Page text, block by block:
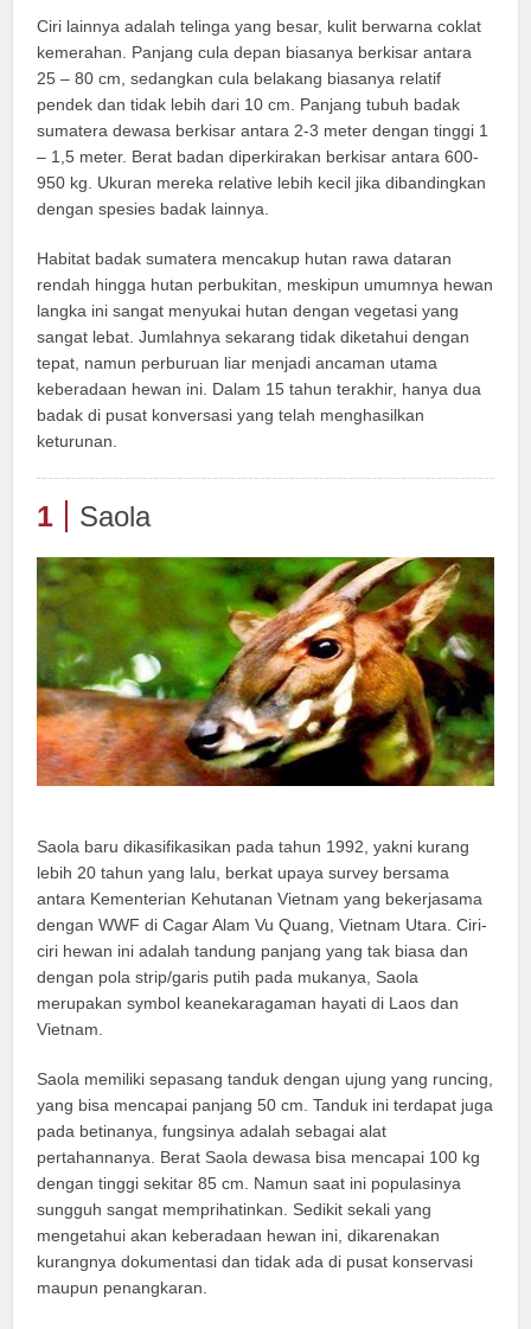
Ciri lainnya adalah telinga yang besar, kulit berwarna coklat
kemerahan. Panjang cula depan biasanya berkisar antara
25 – 80 cm, sedangkan cula belakang biasanya relatif
pendek dan tidak lebih dari 10 cm. Panjang tubuh badak
sumatera dewasa berkisar antara 2-3 meter dengan tinggi 1
– 1,5 meter. Berat badan diperkirakan berkisar antara 600-
950 kg. Ukuran mereka relative lebih kecil jika dibandingkan
dengan spesies badak lainnya.
Habitat badak sumatera mencakup hutan rawa dataran
rendah hingga hutan perbukitan, meskipun umumnya hewan
langka ini sangat menyukai hutan dengan vegetasi yang
sangat lebat. Jumlahnya sekarang tidak diketahui dengan
tepat, namun perburuan liar menjadi ancaman utama
keberadaan hewan ini. Dalam 15 tahun terakhir, hanya dua
badak di pusat konversasi yang telah menghasilkan
keturunan.
1 Saola
Saola baru dikasifikasikan pada tahun 1992, yakni kurang
lebih 20 tahun yang lalu, berkat upaya survey bersama
antara Kementerian Kehutanan Vietnam yang bekerjasama
dengan WWF di Cagar Alam Vu Quang, Vietnam Utara. Ciri-
ciri hewan ini adalah tandung panjang yang tak biasa dan
dengan pola strip/garis putih pada mukanya, Saola
merupakan symbol keanekaragaman hayati di Laos dan
Vietnam.
Saola memiliki sepasang tanduk dengan ujung yang runcing,
yang bisa mencapai panjang 50 cm. Tanduk ini terdapat juga
pada betinanya, fungsinya adalah sebagai alat
pertahannanya. Berat Saola dewasa bisa mencapai 100 kg
dengan tinggi sekitar 85 cm. Namun saat ini populasinya
sungguh sangat memprihatinkan. Sedikit sekali yang
mengetahui akan keberadaan hewan ini, dikarenakan
kurangnya dokumentasi dan tidak ada di pusat konservasi
maupun penangkaran.